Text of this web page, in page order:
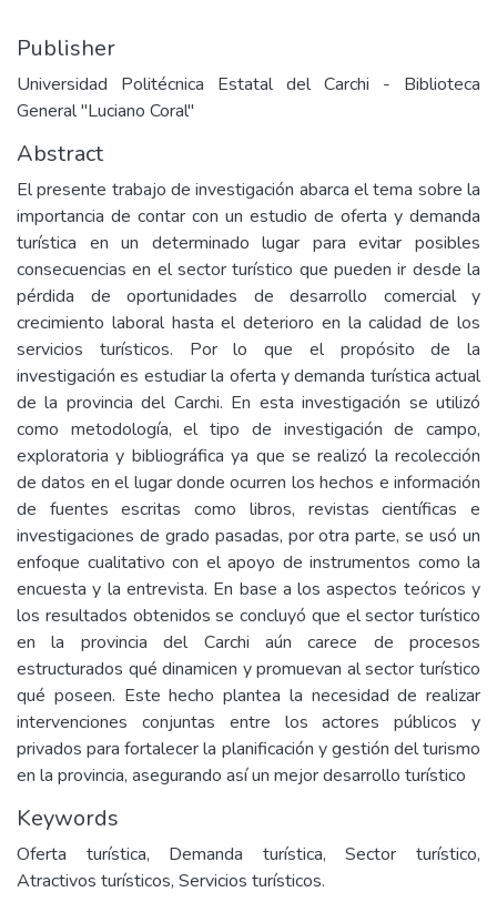
Publisher
Universidad Politécnica Estatal del Carchi - Biblioteca
General "Luciano Coral"
Abstract
El presente trabajo de investigación abarca el tema sobre la
importancia de contar con un estudio de oferta y demanda
turística en un determinado lugar para evitar posibles
consecuencias en el sector turístico que pueden ir desde la
pérdida de oportunidades de desarrollo comercial y
crecimiento laboral hasta el deterioro en la calidad de los
servicios turísticos. Por lo que el propósito de la
investigación es estudiar la oferta y demanda turística actual
de la provincia del Carchi. En esta investigación se utilizó
como metodología, el tipo de investigación de campo,
exploratoria y bibliográfica ya que se realizó la recolección
de datos en el lugar donde ocurren los hechos e información
de fuentes escritas como libros, revistas científicas e
investigaciones de grado pasadas, por otra parte, se usó un
enfoque cualitativo con el apoyo de instrumentos como la
encuesta y la entrevista. En base a los aspectos teóricos y
los resultados obtenidos se concluyó que el sector turístico
en la provincia del Carchi aún carece de procesos
estructurados qué dinamicen y promuevan al sector turístico
qué poseen. Este hecho plantea la necesidad de realizar
intervenciones conjuntas entre los actores públicos y
privados para fortalecer la planificación y gestión del turismo
en la provincia, asegurando así un mejor desarrollo turístico
Keywords
Oferta turística, Demanda turística, Sector turístico,
Atractivos turísticos, Servicios turísticos.